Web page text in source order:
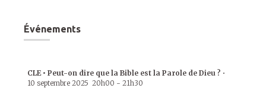
Événements
CLE • Peut-on dire que la Bible est la Parole de Dieu ? •
10 septembre 2025 20h00 - 21h30